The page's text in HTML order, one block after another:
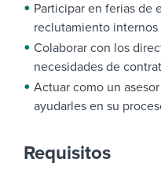
Participar en ferias de
reclutamiento internos
Colaborar con los
necesidades de
Actuar como un
ayudarles en su
Requisitos